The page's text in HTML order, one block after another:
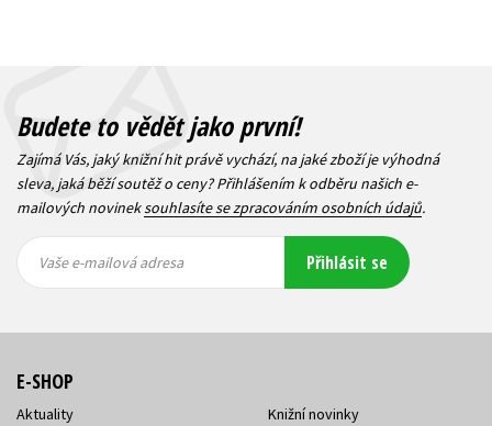
Budete to vědět jako první!
Zajímá Vás, jaký knižní hit právě vychází, na jaké zboží je výhodná
sleva, jaká běží soutěž o ceny? Přihlášením k odběru našich e-
mailových novineksouhlasíte se zpracováním osobních údajů.
mailová
mailová
Vaše e-mailová adresa Přihlásit se
E-SHOP
Aktuality
Knižní novinky